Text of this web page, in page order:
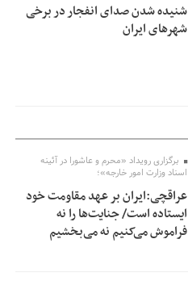
شنیده شدن صدای انفجار در برخی
شهرهای ایران
برگزاری رویداد «محرم و عاشورا در آئینه
اسناد وزارت امور خارجه»؛
عراقچی:ایران بر عهد مقاومت خود
ایستاده است/ جنایت‌ها را نه
فراموش می‌کنیم نه می‌بخشیم